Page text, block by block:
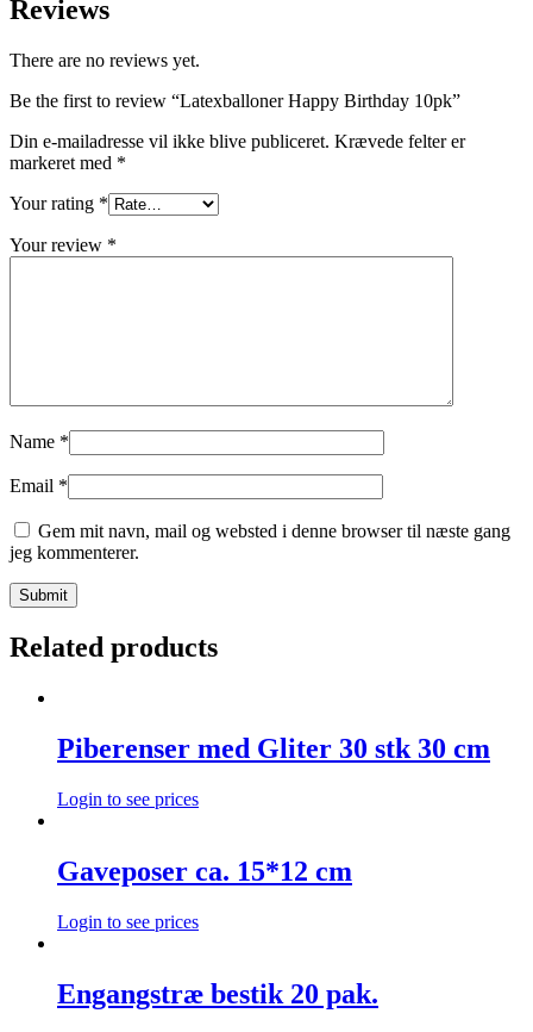
Reviews
There are no reviews yet.
Be the first to review “Latexballoner Happy Birthday 10pk”
Din e-mailadresse vil ikke blive publiceret. Krævede felter er
markeret med *
Your rating *
Your review *
Name *
Email *
Gem mit navn, mail og websted i denne browser til næste gang
jeg kommenterer.
Related products
Piberenser med Gliter 30 stk 30 cm
Login to see prices
Gaveposer ca. 15*12 cm
Login to see prices
Engangstræ bestik 20 pak.